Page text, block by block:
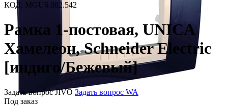
КОД: MGU6.002.542
Рамка 1-постовая, UNICA
Хамелеон, Schneider Electric
[индиго/Бежевый]
Задать вопрос JIVO Задать вопрос WA
Под заказ